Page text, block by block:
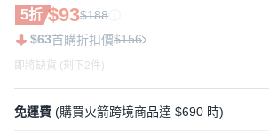
5折 $93$188
$63首購折扣價$156
即將缺貨 (剩下2件)
免運費 (購買火箭跨境商品達 $690 時)